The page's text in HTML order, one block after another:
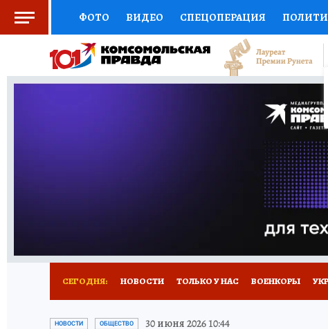
ФОТО ВИДЕО СПЕЦОПЕРАЦИЯ
СОЦПОДДЕРЖКА НАУКА СПОРТ
ВЫБОР ЭКСПЕРТОВ ДОКТОР ФИНАНСЫ
ПРОГНОЗЫ НА СПОРТ
НОВОЕ НА
СЕГОДНЯ: НОВОСТИ ТОЛЬКО У НАС ВОЕНКОРЫ
ПРОИСШЕСТВИЯ АФИША
НОВОСТИ ОБЩЕСТВО 30 июня 2026 10:44